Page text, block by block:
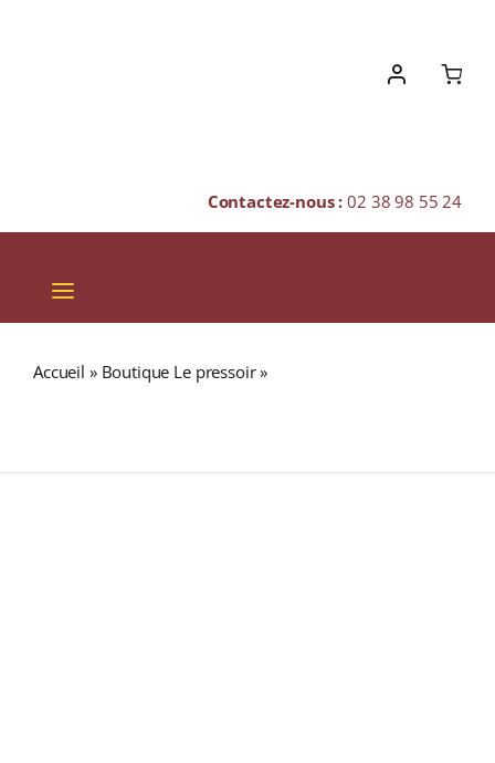
Contactez-nous :02 38 98 55 24
Toggle
Navigation
Accueil » Boutique Le pressoir»